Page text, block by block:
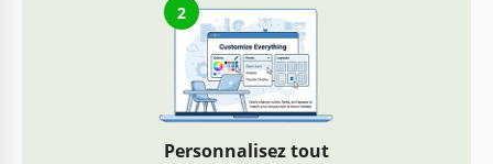
2
Personnalisez tout